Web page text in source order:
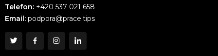
Telefon: +420 537 021 658
Email: podpora@prace.tips